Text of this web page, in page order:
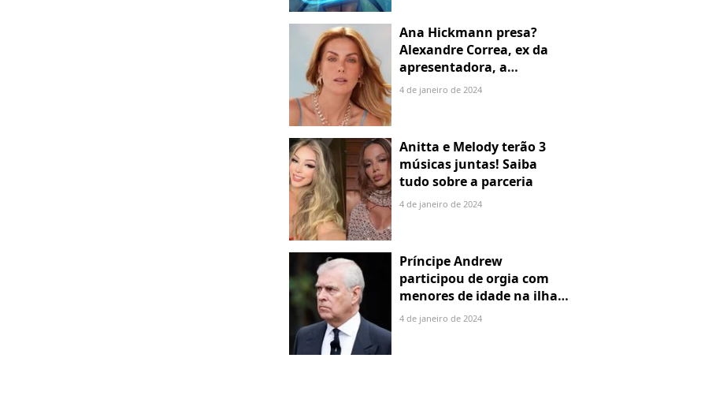
Ana Hickmann presa?
Alexandre Correa, ex da
apresentadora, a
denuncia por alienação
4 de janeiro de 2024
Anitta e Melody terão 3
músicas juntas! Saiba
tudo sobre a parceria
4 de janeiro de 2024
Príncipe Andrew
participou de orgia com
menores de idade na ilha
de Jeffrey Epstein, chefe de
4 de janeiro de 2024